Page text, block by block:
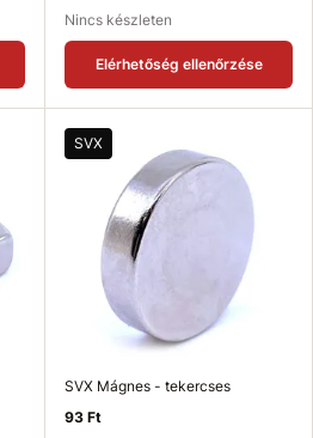
Nincs készleten
Elérhetőség ellenőrzése
SVX
SVX Mágnes - tekercses
93 Ft